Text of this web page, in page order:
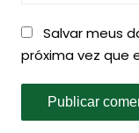
Salvar meus
próxima vez que